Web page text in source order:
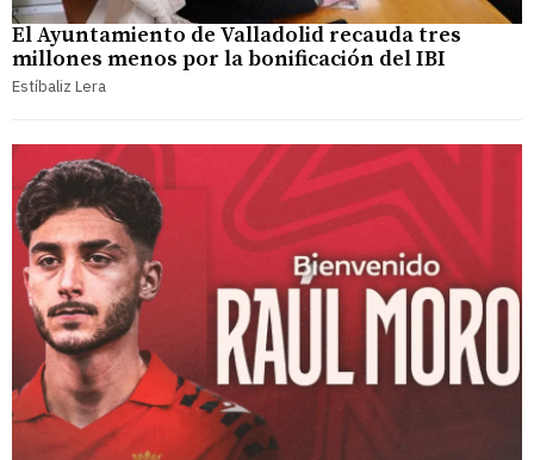
El Ayuntamiento de Valladolid recauda tres
millones menos por la bonificación del IBI
Estíbaliz Lera